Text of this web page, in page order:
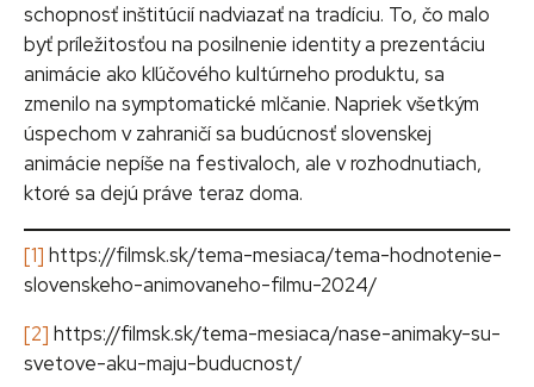
schopnosť inštitúcií nadviazať na tradíciu. To, čo malo
byť príležitosťou na posilnenie identity a prezentáciu
animácie ako kľúčového kultúrneho produktu, sa
zmenilo na symptomatické mlčanie. Napriek všetkým
úspechom v zahraničí sa budúcnosť slovenskej
animácie nepíše na festivaloch, ale v rozhodnutiach,
ktoré sa dejú práve teraz doma.
[1] https://filmsk.sk/tema-mesiaca/tema-hodnotenie-
slovenskeho-animovaneho-filmu-2024/
[2] https://filmsk.sk/tema-mesiaca/nase-animaky-su-
svetove-aku-maju-buducnost/